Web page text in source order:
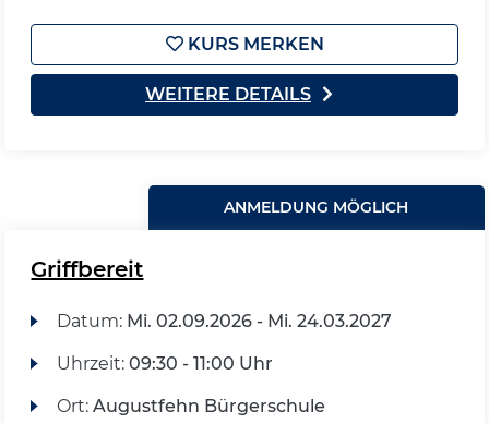
KURS MERKEN
WEITERE DETAILS
ANMELDUNG MÖGLICH
Griffbereit
Datum: Mi. 02.09.2026 - Mi. 24.03.2027
Uhrzeit: 09:30 - 11:00 Uhr
Ort: Augustfehn Bürgerschule